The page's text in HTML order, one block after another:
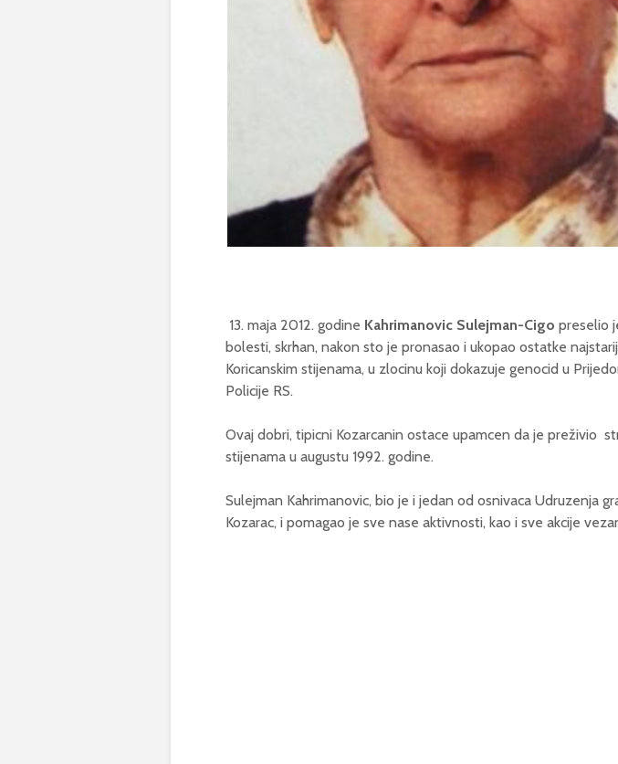
13. maja 2012. godine Kahrimanovic Sulejman-Cigo preselio
bolesti, skrhan, nakon sto je pronasao i ukopao ostatke
Koricanskim stijenama, u zlocinu koji dokazuje genocid u
Policije RS.
Ovaj dobri, tipicni Kozarcanin ostace upamcen da je preživio
stijenama u augustu 1992. godine.
Sulejman Kahrimanovic, bio je i jedan od osnivaca Udruzenja
Kozarac, i pomagao je sve nase aktivnosti, kao i sve akcije